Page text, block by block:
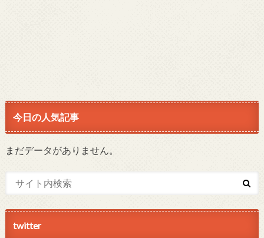
今日の人気記事
まだデータがありません。
twitter